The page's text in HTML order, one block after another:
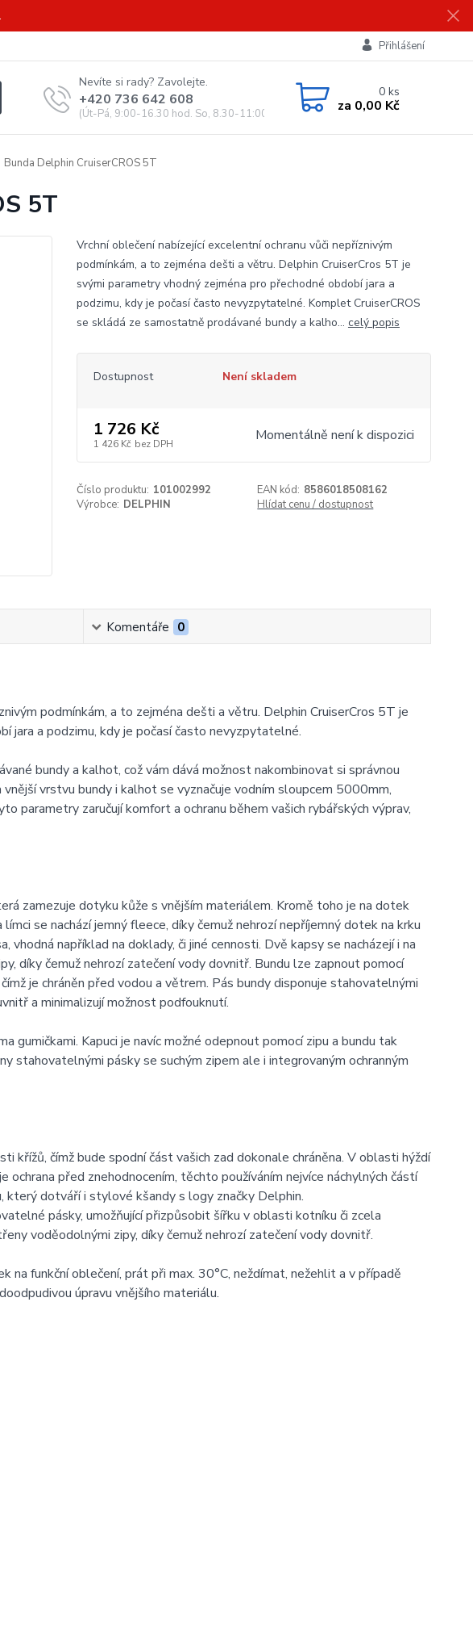
Přihlášení
Nevíte si rady? Zavolejte.
+420 736 642 608
(Út-Pá, 9:00-16.30 hod. So, 8.30-11:00 hod.)
0ks
za 0,00 Kč
Bunda Delphin CruiserCROS 5T
5T
Vrchní oblečení nabízející excelentní ochranu vůči nepříznivým
podmínkám, a to zejména dešti a větru. Delphin CruiserCros 5T je
svými parametry vhodný zejména pro přechodné období jara a
podzimu, kdy je počasí často nevyzpytatelné. Komplet CruiserCROS
se skládá ze samostatně prodávané bundy a kalho... celý popis
Dostupnost Není skladem
1 726 Kč
1 426 Kč bez DPH Momentálně není k dispozici
Číslo produktu: 101002992 EAN kód: 8586018508162
Výrobce: DELPHIN Hlídat cenu / dostupnost
Komentáře 0
podmínkám, a to zejména dešti a větru. Delphin CruiserCros 5T je
jara a podzimu, kdy je počasí často nevyzpytatelné.
bundy a kalhot, což vám dává možnost nakombinovat si správnou
vrstvu bundy i kalhot se vyznačuje vodním sloupcem 5000mm,
parametry zaručují komfort a ochranu během vašich rybářských výprav,
zamezuje dotyku kůže s vnějším materiálem. Kromě toho je na dotek
se nachází jemný fleece, díky čemuž nehrozí nepříjemný dotek na krku
například na doklady, či jiné cennosti. Dvě kapsy se nacházejí i na
díky čemuž nehrozí zatečení vody dovnitř. Bundu lze zapnout pomocí
je chráněn před vodou a větrem. Pás bundy disponuje stahovatelnými
a minimalizují možnost podfouknutí.
gumičkami. Kapuci je navíc možné odepnout pomocí zipu a bundu tak
stahovatelnými pásky se suchým zipem ale i integrovaným ochranným
křížů, čímž bude spodní část vašich zad dokonale chráněna. V oblasti hýždí
ochrana před znehodnocením, těchto používáním nejvíce náchylných částí
dotváří i stylové kšandy s logy značky Delphin.
pásky, umožňující přizpůsobit šířku v oblasti kotníku či zcela
voděodolnými zipy, díky čemuž nehrozí zatečení vody dovnitř.
na funkční oblečení, prát při max. 30°C, neždímat, nežehlit a v případě
úpravu vnějšího materiálu.